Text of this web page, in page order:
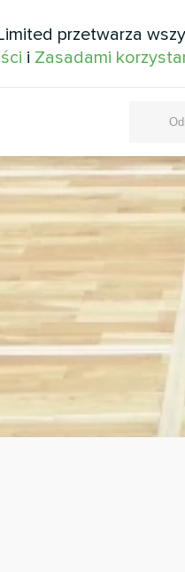
przetwarza
i Zasadami